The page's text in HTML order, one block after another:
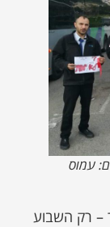
עמוס
– רק השבוע